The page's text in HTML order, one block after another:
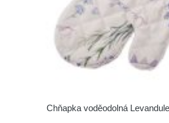
Chňapka voděodolná